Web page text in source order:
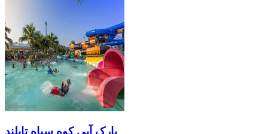
پارک آبی کوه سیاه تایلند